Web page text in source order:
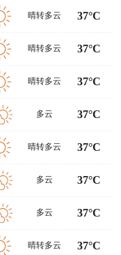
晴转多云 37°C
晴转多云 37°C
晴转多云 37°C
多云 37°C
晴转多云 37°C
多云 37°C
多云 37°C
晴转多云 37°C